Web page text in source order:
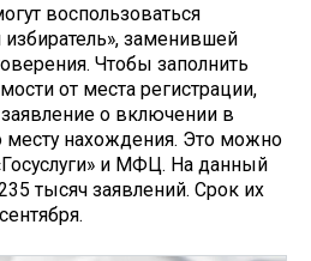
воспользоваться
заменившей
Чтобы заполнить
от места регистрации,
о включении в
месту нахождения. Это можно
и МФЦ. На данный
тысяч заявлений. Срок их